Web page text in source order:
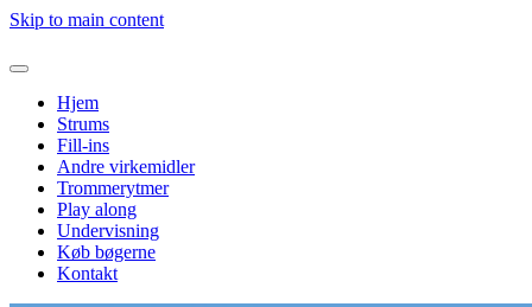
Skip to main content
Hjem
Strums
Fill-ins
Andre virkemidler
Trommerytmer
Play along
Undervisning
Køb bøgerne
Kontakt